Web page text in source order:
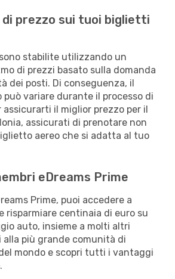
di prezzo sui tuoi biglietti
stabilite utilizzando un
di prezzi basato sulla domanda
dei posti. Di conseguenza, il
variare durante il processo di
assicurarti il miglior prezzo per il
assicurati di prenotare non
aereo che si adatta al tuo
eDreams Prime
Prime, puoi accedere a
risparmiare centinaia di euro su
auto, insieme a molti altri
più grande comunità di
mondo e scopri tutti i vantaggi